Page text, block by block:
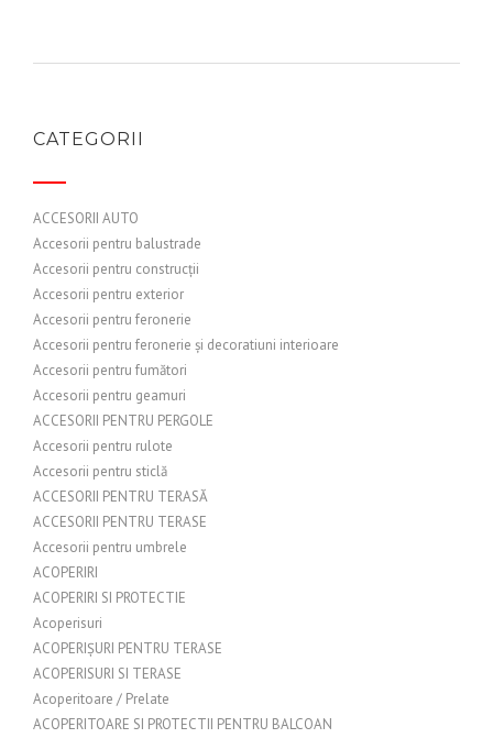
CATEGORII
ACCESORII AUTO
Accesorii pentru balustrade
Accesorii pentru construcții
Accesorii pentru exterior
Accesorii pentru feronerie
Accesorii pentru feronerie și decoratiuni interioare
Accesorii pentru fumători
Accesorii pentru geamuri
ACCESORII PENTRU PERGOLE
Accesorii pentru rulote
Accesorii pentru sticlă
ACCESORII PENTRU TERASĂ
ACCESORII PENTRU TERASE
Accesorii pentru umbrele
ACOPERIRI
ACOPERIRI SI PROTECTIE
Acoperisuri
ACOPERIȘURI PENTRU TERASE
ACOPERISURI SI TERASE
Acoperitoare / Prelate
ACOPERITOARE SI PROTECTII PENTRU BALCOAN